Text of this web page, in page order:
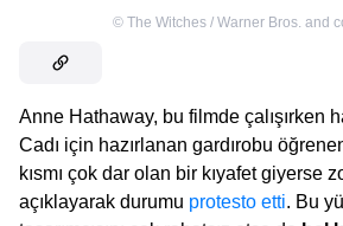
© The Witches / Warner Bros. and
Anne Hathaway, bu filmde çalışırken
Cadı için hazırlanan gardırobu
kısmı çok dar olan bir kıyafet giyerse
açıklayarak durumu protesto etti. Bu